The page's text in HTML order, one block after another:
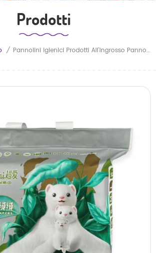
Prodotti
/ Pannolini Igienici Prodotti All'ingrosso Pannolini Convenienti Pannolini Per Bambini Di Qualità Premium